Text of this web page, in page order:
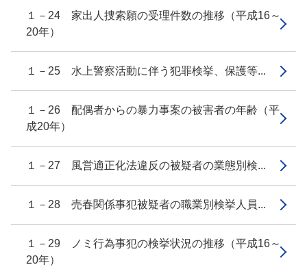
１－24 家出人捜索願の受理件数の推移（平成16～
20年）
１－25 水上警察活動に伴う犯罪検挙、保護等...
１－26 配偶者からの暴力事案の被害者の年齢（平
成20年）
１－27 風営適正化法違反の被疑者の業態別検...
１－28 売春関係事犯被疑者の職業別検挙人員...
１－29 ノミ行為事犯の検挙状況の推移（平成16～
20年）